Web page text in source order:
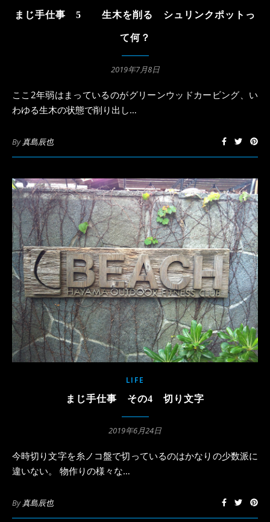
まじ手仕事 5 生木を削る シュリンクポットっ
て何？
2019年7月8日
ここ2年弱はまっているのがグリーンウッドカービング、い
わゆる生木の状態で削り出し…
By真島辰也
LIFE
まじ手仕事 その4 切り文字
2019年6月24日
今時切り文字を糸ノコ盤で切っているのはかなりの少数派に
違いない。 物作りの様々な…
By真島辰也